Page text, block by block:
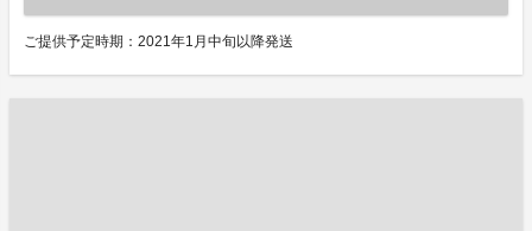
ご提供予定時期：2021年1月中旬以降発送